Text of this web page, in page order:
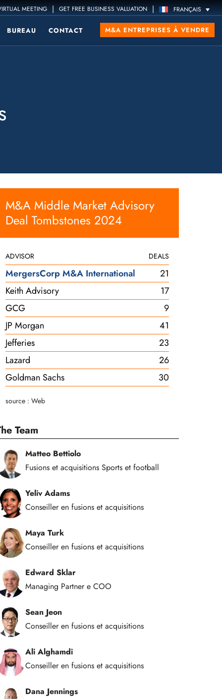
MEETING | GET FREE BUSINESS VALUATION | FRANÇAIS
BUREAU CONTACT M&A ENTREPRISES À VENDRE
M&A Middle Market Advisory
Deal Tombstones 2024
ADVISOR DEALS
MergersCorp M&A International
21
Keith Advisory
17
GCG
9
JP Morgan
41
Jefferies
23
Lazard
26
Goldman Sachs
30
source : Web
Team
Matteo Bettiolo
Fusions et acquisitions Sports et football
Yeliv Adams
Conseiller en fusions et acquisitions
Maya Turk
Conseiller en fusions et acquisitions
Edward Sklar
Managing Partner e COO
Sean Jeon
Conseiller en fusions et acquisitions
Ali Alghamdi
Conseiller en fusions et acquisitions
Dana Jennings